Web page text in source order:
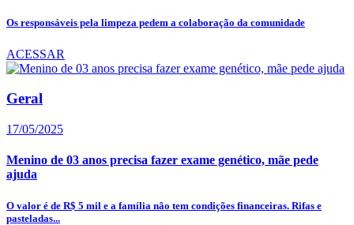
Os responsáveis pela limpeza pedem a colaboração da comunidade
ACESSAR
Geral
17/05/2025
Menino de 03 anos precisa fazer exame genético, mãe pede
ajuda
O valor é de R$ 5 mil e a família não tem condições financeiras. Rifas e
pasteladas...